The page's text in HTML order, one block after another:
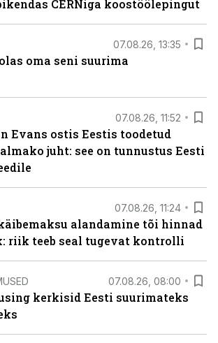
CERNiga koostöölepingut
07.08.26, 13:35
oma seni suurima
07.08.26, 11:52
Evans ostis Eestis toodetud
juht: see on tunnustus Eesti
07.08.26, 11:24
alandamine tõi hinnad
riik teeb seal tugevat kontrolli
07.08.26, 08:00
kerkisid Eesti suurimateks